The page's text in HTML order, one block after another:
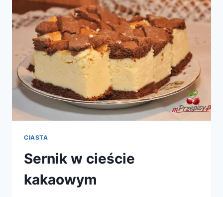
CIASTA
Sernik w cieście
kakaowym